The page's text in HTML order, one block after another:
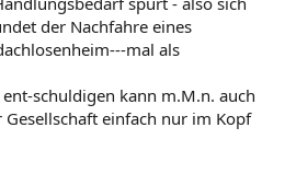
der Nachfahre eines
mal als
schuldigen kann m.M.n. auch
einfach nur im Kopf